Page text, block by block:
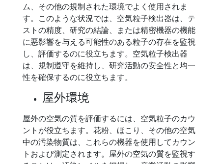
ム、その他の規制された環境でよく使用されま
す。このような状況では、空気粒子検出器は、テ
ストの精度、研究の結論、または精密機器の機能
に悪影響を与える可能性のある粒子の存在を監視
し、評価するのに役立ちます。空気粒子検出器
は、規制遵守を維持し、研究活動の安全性と均一
性を確保するのに役立ちます。
屋外環境
屋外の空気の質を評価するには、空気粒子のカウ
ントが役立ちます。花粉、ほこり、その他の空気
中の汚染物質は、これらの機器を使用してカウン
トおよび測定されます。屋外の空気の質を監視す